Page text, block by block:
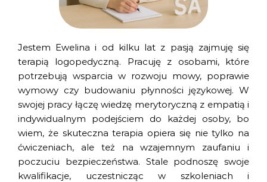
Jestem Ewelina i od kilku lat z pasją zajmuję się
terapią logopedyczną. Pracuję z osobami, które
potrzebują wsparcia w rozwoju mowy, poprawie
wymowy czy budowaniu płynności językowej. W
swojej pracy łączę wiedzę merytoryczną z empatią i
indywidualnym podejściem do każdej osoby, bo
wiem, że skuteczna terapia opiera się nie tylko na
ćwiczeniach, ale też na wzajemnym zaufaniu i
poczuciu bezpieczeństwa. Stale podnoszę swoje
kwalifikacje, uczestnicząc w szkoleniach i